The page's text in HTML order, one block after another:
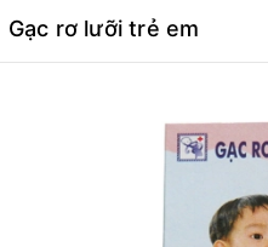
Gạc rơ lưỡi trẻ em